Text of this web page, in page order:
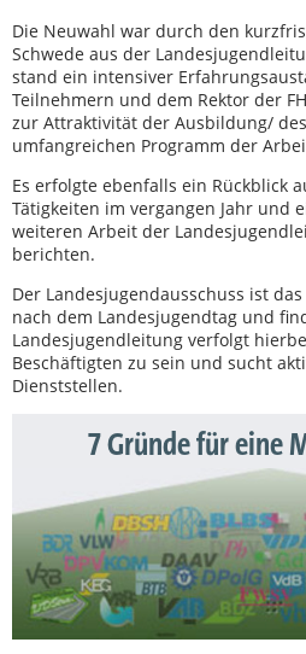
Die Neuwahl war durch den
Schwede aus der
stand ein intensiver
Teilnehmern und dem Rektor der
zur Attraktivität der Ausbildung/
umfangreichen Programm der
Es erfolgte ebenfalls ein Rückblick
Tätigkeiten im vergangen Jahr und
weiteren Arbeit der
berichten.
Der Landesjugendausschuss ist
nach dem Landesjugendtag und
Landesjugendleitung verfolgt
Beschäftigten zu sein und sucht
Dienststellen.
7 Gründe für eine